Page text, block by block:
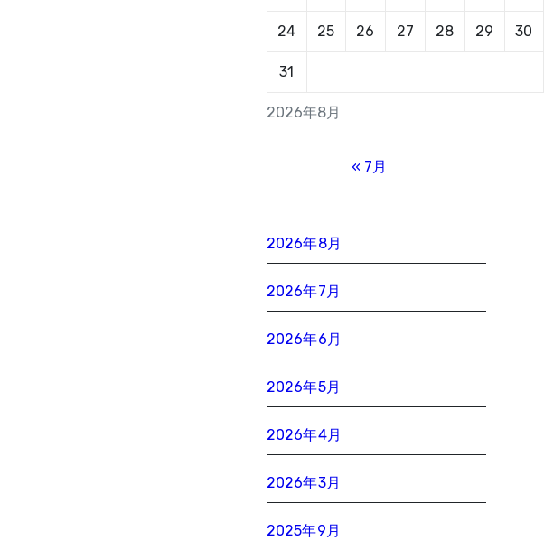
2026年8月
24 25 26 27 28 29 30
31
« 7月
2026年8月
2026年7月
2026年6月
2026年5月
2026年4月
2026年3月
2025年9月